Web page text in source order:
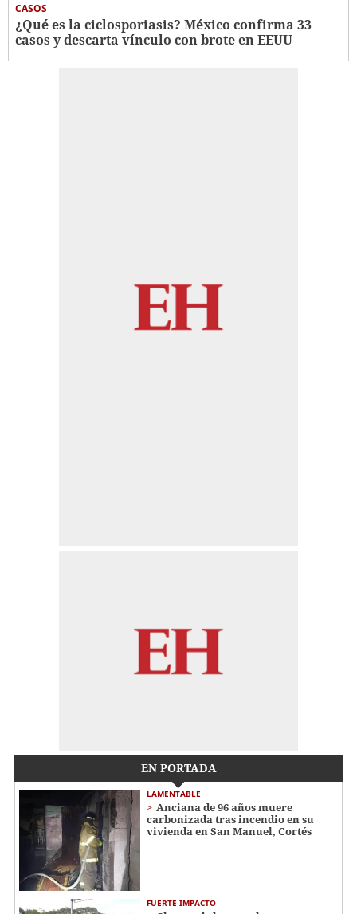
CASOS
¿Qué es la ciclosporiasis? México confirma 33
casos y descarta vínculo con brote en EEUU
EN PORTADA
LAMENTABLE
Anciana de 96 años muere
carbonizada tras incendio en su
vivienda en San Manuel, Cortés
FUERTE IMPACTO